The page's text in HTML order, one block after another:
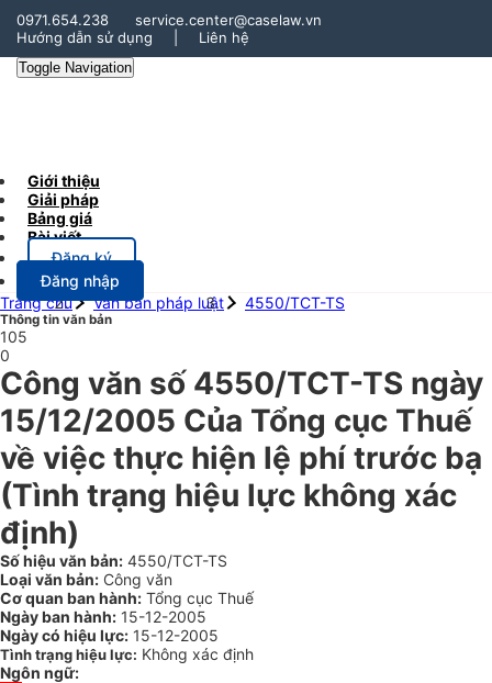
0971.654.238
service.center@caselaw.vn
Hướng dẫn sử dụng
Liên hệ
Toggle Navigation
Giới thiệu
Giải pháp
Bảng giá
Bài viết
Đăng ký
Đăng nhập
Trang chủ
Văn bản pháp luật 4550/TCT-TS
Thông tin văn bản
105
0
Công văn số 4550/TCT-TS ngày
15/12/2005 Của Tổng cục Thuế
về việc thực hiện lệ phí trước bạ
(Tình trạng hiệu lực không xác
định)
Số hiệu văn bản: 4550/TCT-TS
Loại văn bản: Công văn
Cơ quan ban hành: Tổng cục Thuế
Ngày ban hành: 15-12-2005
Ngày có hiệu lực: 15-12-2005
Tình trạng hiệu lực: Không xác định
Ngôn ngữ: